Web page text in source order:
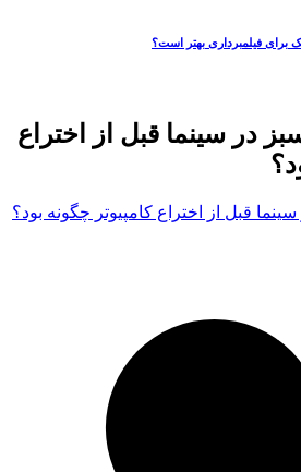
برای فیلمبرداری بهتر است؟
در سینما قبل از اختراع